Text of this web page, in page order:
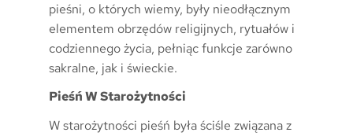
pieśni, o których wiemy, były nieodłącznym
elementem obrzędów religijnych, rytuałów i
codziennego życia, pełniąc funkcje zarówno
sakralne, jak i świeckie.
Pieśń W Starożytności
W starożytności pieśń była ściśle związana z